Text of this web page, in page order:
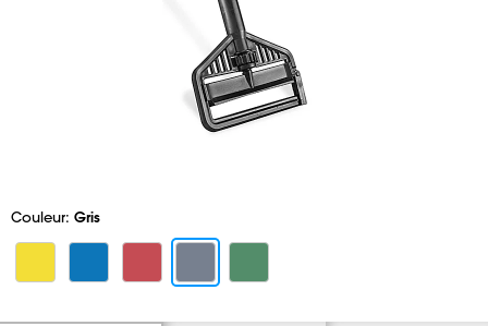
Couleur: Gris